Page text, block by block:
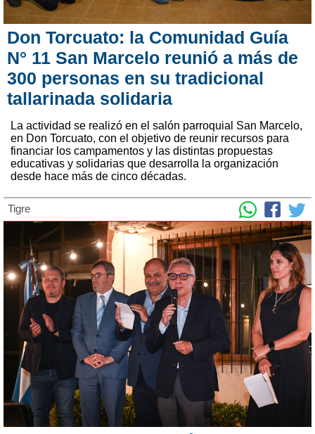
Don Torcuato: la Comunidad Guía
N° 11 San Marcelo reunió a más de
300 personas en su tradicional
tallarinada solidaria
La actividad se realizó en el salón parroquial San Marcelo,
en Don Torcuato, con el objetivo de reunir recursos para
financiar los campamentos y las distintas propuestas
educativas y solidarias que desarrolla la organización
desde hace más de cinco décadas.
Tigre